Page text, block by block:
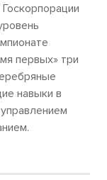
первых» три
навыки в